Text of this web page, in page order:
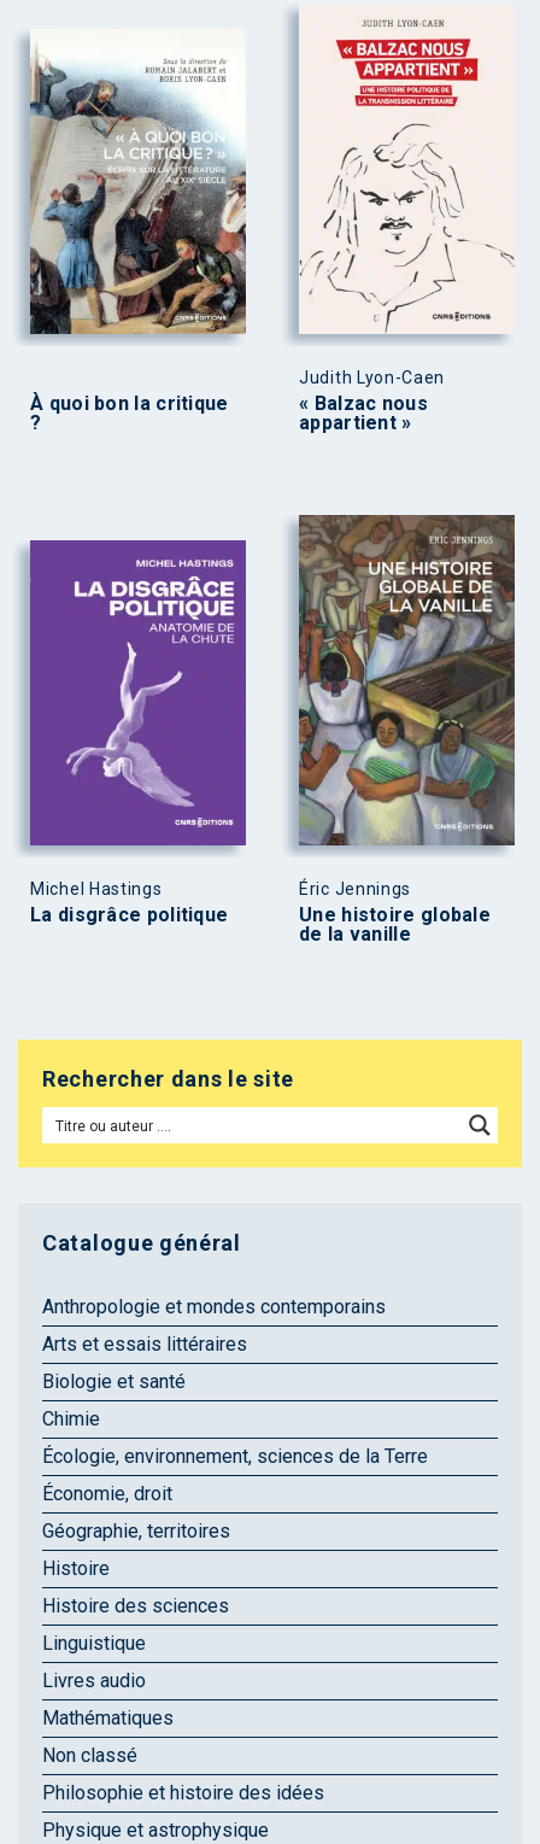
À quoi bon la critique
?
Judith Lyon-Caen
« Balzac nous
appartient »
Michel Hastings
La disgrâce politique
Éric Jennings
Une histoire globale
de la vanille
Rechercher dans le site
Catalogue général
Anthropologie et mondes contemporains
Arts et essais littéraires
Biologie et santé
Chimie
Écologie, environnement, sciences de la Terre
Économie, droit
Géographie, territoires
Histoire
Histoire des sciences
Linguistique
Livres audio
Mathématiques
Non classé
Philosophie et histoire des idées
Physique et astrophysique